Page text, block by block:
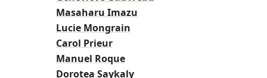
Masaharu Imazu
Lucie Mongrain
Carol Prieur
Manuel Roque
Dorotea Saykaly